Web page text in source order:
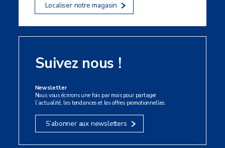
Localiser notre magasin
Suivez nous !
Newsletter
Nous vous écrirons une fois par mois pour partager
l’actualité, les tendances et les offres promotionnelles.
S’abonner aux newsletters